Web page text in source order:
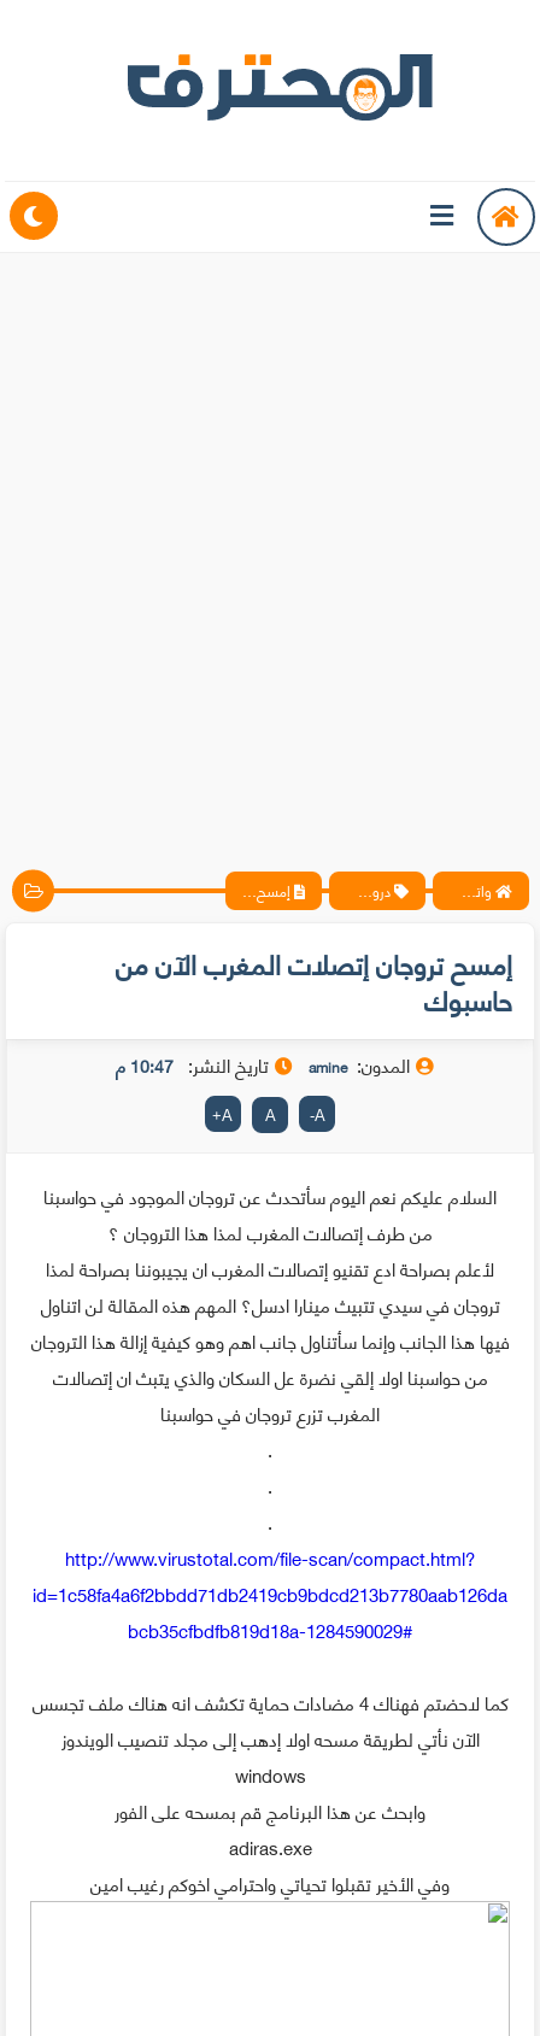
واتس آب ، فيسبوك ، أنترنت ، شروحات تقنية حصرية - المحترف دروس حماية إمسح تروجان إتصلات المغرب الآن من حاسبوك
إمسح تروجان إتصلات المغرب الآن من
حاسبوك
المدون: amine تاريخ النشر: 10:47 م
A
-
A
A
+
السلام عليكم نعم اليوم سأتحدث عن تروجان الموجود في حواسبنا
من طرف إتصالات المغرب لمذا هذا التروجان ؟
لأعلم بصراحة ادع تقنيو إتصالات المغرب ان يجيبوننا بصراحة لمذا
تروجان في سيدي تتبيث مينارا ادسل؟ المهم هذه المقالة لن اتناول
فيها هذا الجانب وإنما سأتناول جانب اهم وهو كيفية إزالة هذا التروجان
من حواسبنا اولا إلقي نضرة عل السكان والذي يتبث ان إتصالات
المغرب تزرع تروجان في حواسبنا
.
.
.
http://www.virustotal.com/file-scan/compact.html?
id=1c58fa4a6f2bbdd71db2419cb9bdcd213b7780aab126da
bcb35cfbdfb819d18a-1284590029#
كما لاحضتم فهناك 4 مضادات حماية تكشف انه هناك ملف تجسس
الآن نأتي لطريقة مسحه اولا إدهب إلى مجلد تنصيب الويندوز
windows
وابحث عن هذا البرنامج قم بمسحه على الفور
adiras.exe
وفي الأخير تقبلوا تحياتي واحترامي اخوكم رغيب امين